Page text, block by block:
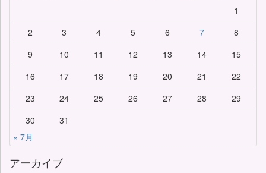
1
2
3 4 5 6 7
8
9
10 11 12 13 14
15
16
17 18 19 20 21
22
23
24 25 26 27 28
29
30
31
« 7月
アーカイブ